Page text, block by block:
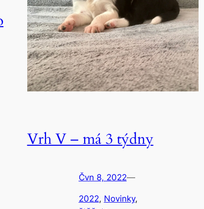
Vrh V – má 3 týdny
Čvn 8, 2022—
2022, Novinky